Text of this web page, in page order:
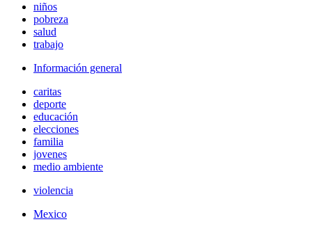
niños
pobreza
salud
trabajo
Información general
caritas
deporte
educación
elecciones
familia
jovenes
medio ambiente
violencia
Mexico